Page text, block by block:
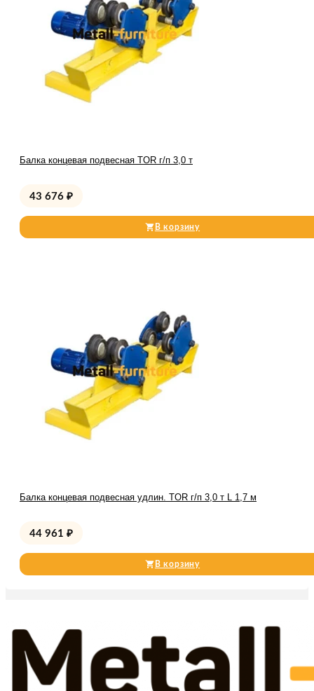
Балка концевая подвесная TOR г/п 3,0 т
43 676 ₽
В корзину
Балка концевая подвесная удлин. TOR г/п 3,0 т L 1,7 м
44 961 ₽
В корзину